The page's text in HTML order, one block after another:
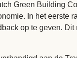
Green Building
In het eerste
op te geven.